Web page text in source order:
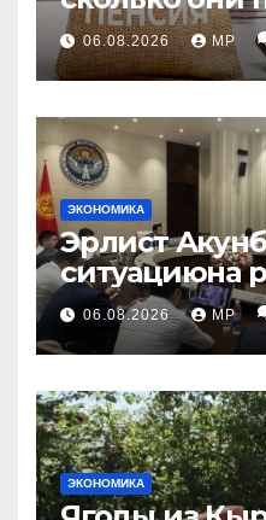
индексации
06.08.2026 MP
ЭКОНОМИКА
Эрлист
ситуациюна
топливными
06.08.2026 MP
ЭКОНОМИКА